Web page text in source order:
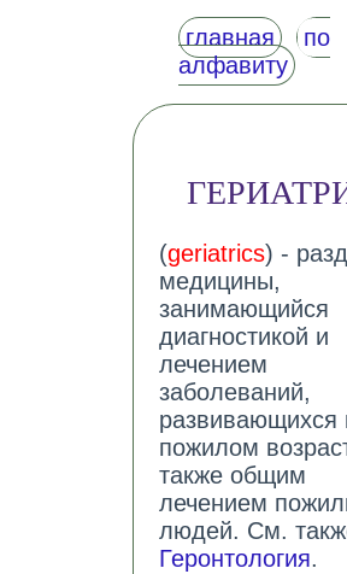
главная
по
алфавиту
(geriatrics) -
медицины,
занимающийся
диагностикой и
лечением
заболеваний,
развивающихся
пожилом
также общим
лечением
людей. См.
Геронтология.